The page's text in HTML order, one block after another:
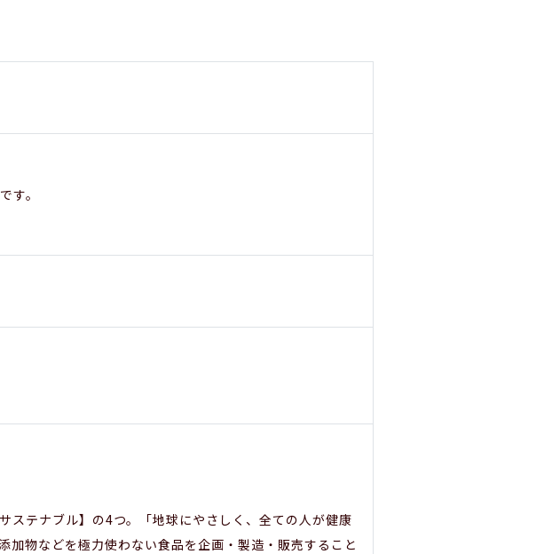
す。
テナブル】の4つ。「地球にやさしく、全ての人が健康
加物などを極力使わない食品を企画・製造・販売すること